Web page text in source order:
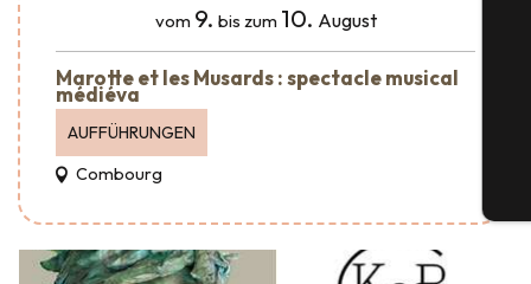
vom 9. bis zum 10. August
Marotte et les Musards : spectacle musical
médiéva
AUFFÜHRUNGEN
Combourg